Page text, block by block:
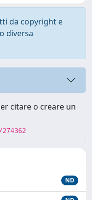
da copyright e
diversa
citare o creare un
ND